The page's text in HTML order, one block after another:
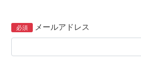
メールアドレス